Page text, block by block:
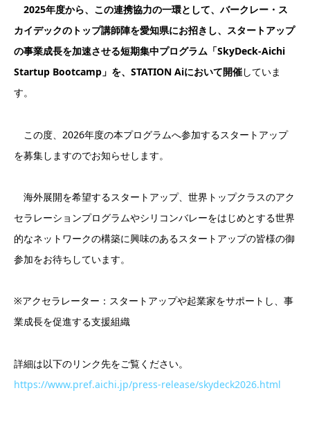
2025年度から、この連携協力の一環として、バークレー・ス
カイデックのトップ講師陣を愛知県にお招きし、スタートアップ
の事業成長を加速させる短期集中プログラム「SkyDeck-Aichi
Startup Bootcamp」を、STATION Aiにおいて開催していま
す。
この度、2026年度の本プログラムへ参加するスタートアップ
を募集しますのでお知らせします。
海外展開を希望するスタートアップ、世界トップクラスのアク
セラレーションプログラムやシリコンバレーをはじめとする世界
的なネットワークの構築に興味のあるスタートアップの皆様の御
参加をお待ちしています。
※アクセラレーター：スタートアップや起業家をサポートし、事
業成長を促進する支援組織
詳細は以下のリンク先をご覧ください。
https://www.pref.aichi.jp/press-release/skydeck2026.html